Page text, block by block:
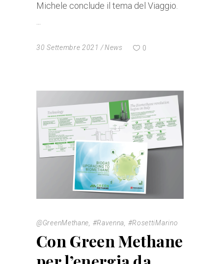
Michele conclude il tema del Viaggio.
30 Settembre 2021 News 0
@GreenMethane #Ravenna #RosettiMarino
Con Green Methane